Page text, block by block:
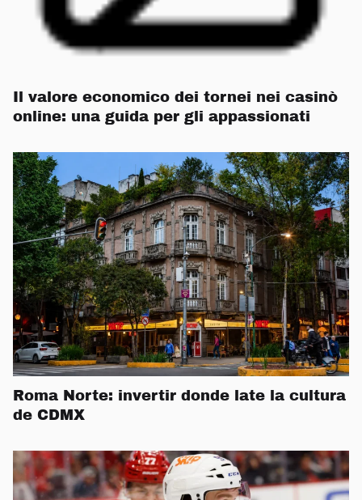
Il valore economico dei tornei nei casinò
online: una guida per gli appassionati
Roma Norte: invertir donde late la cultura
de CDMX